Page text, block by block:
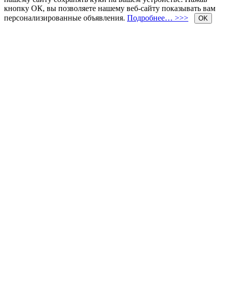
кнопку ОК, вы позволяете нашему веб-сайту показывать вам
персонализированные объявления. Подробнее… >>> OK